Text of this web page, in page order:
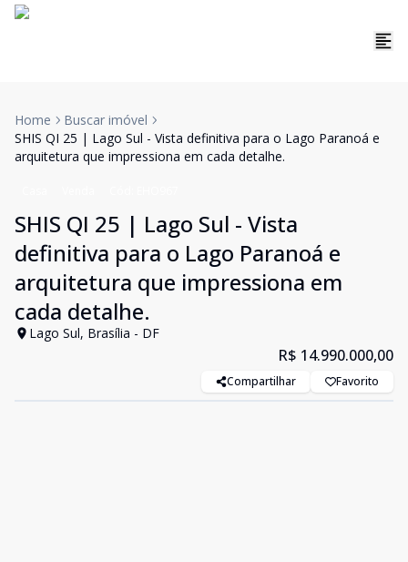
Home
Buscar imóvel
SHIS QI 25 | Lago Sul - Vista definitiva para o Lago Paranoá e
arquitetura que impressiona em cada detalhe.
SHIS QI 25 | Lago Sul - Vista
definitiva para o Lago Paranoá e
arquitetura que impressiona em
cada detalhe.
Lago Sul, Brasília - DF
R$ 14.990.000,00
Compartilhar Favorito